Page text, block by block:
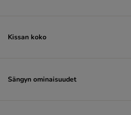
Kissan koko
Sängyn ominaisuudet